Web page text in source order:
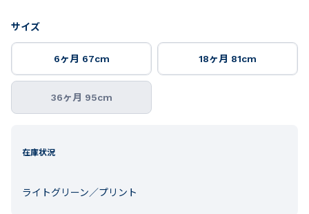
サイズ
6ヶ月 67cm 18ヶ月 81cm
36ヶ月 95cm
在庫状況
ライトグリーン／プリント